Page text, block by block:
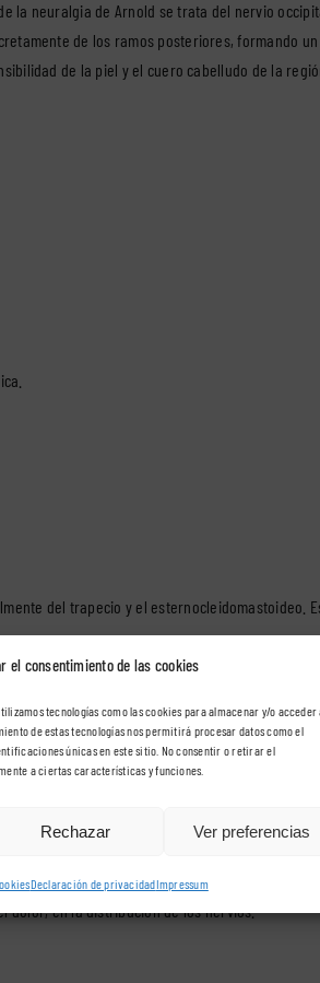
el consentimiento de las cookies
tecnologías como las cookies para almacenar y/o acceder
de estas tecnologías nos permitirá procesar datos como el
únicas en este sitio. No consentir o retirar el
a ciertas características y funciones.
Rechazar Ver preferencias
Declaración de privacidadImpressum
la neuralgia de Arnold se trata del nervio
de los ramos posteriores, formando
de la piel y el cuero cabelludo de la
del trapecio y el
International Headache Society (IHS):
dolor, en la distribución de los nervios.